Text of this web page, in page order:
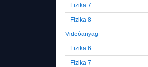
Fizika 7
Fizika 8
Videóanyag
Fizika 6
Fizika 7